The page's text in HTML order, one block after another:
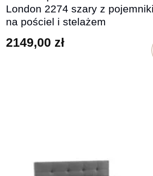
London 2274 szary z
na pościel i stelażem
2149,00 zł